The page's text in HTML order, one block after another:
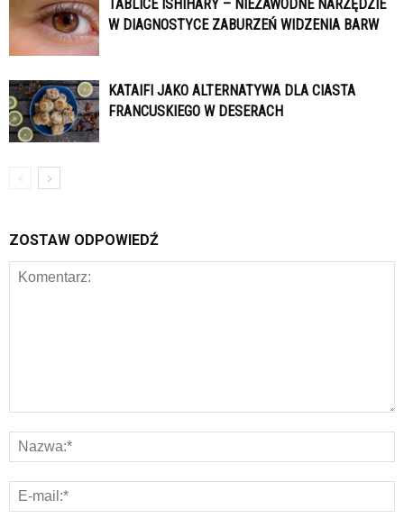
TABLICE ISHIHARY – NIEZAWODNE NARZĘDZIE
W DIAGNOSTYCE ZABURZEŃ WIDZENIA BARW
KATAIFI JAKO ALTERNATYWA DLA CIASTA
FRANCUSKIEGO W DESERACH
ZOSTAW ODPOWIEDŹ